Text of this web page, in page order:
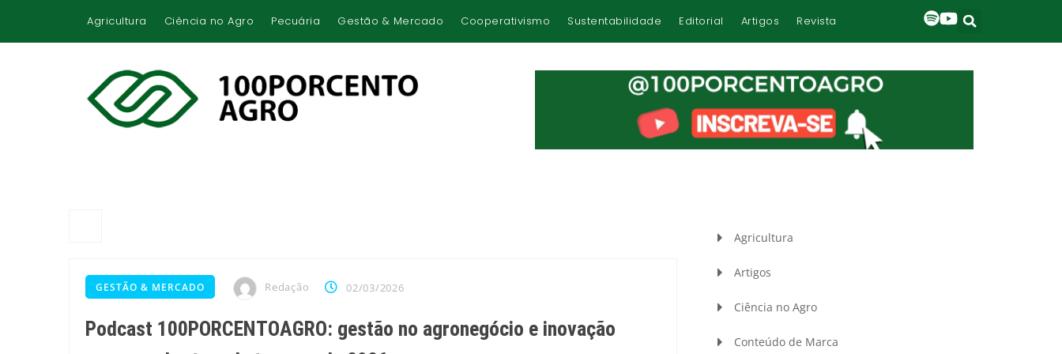
Agricultura Ciência no Agro Pecuária Gestão & Mercado Cooperativismo Sustentabilidade Editorial Artigos Revista
GESTÃO & MERCADO Redação 02/03/2026
Podcast 100PORCENTOAGRO: gestão no agronegócio e inovação
Agricultura
Artigos
Ciência no Agro
Conteúdo de Marca